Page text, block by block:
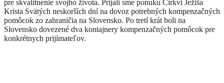
pre skvalitnenie svojho života. Prijali sme ponuku Cirkvi Ježiša
Krista Svätých neskorších dní na dovoz potrebných kompenzačných
pomôcok zo zahraničia na Slovensko. Po tretí krát boli na
Slovensko dovezené dva kontajnery kompenzačných pomôcok pre
konkrétnych prijímateľov.